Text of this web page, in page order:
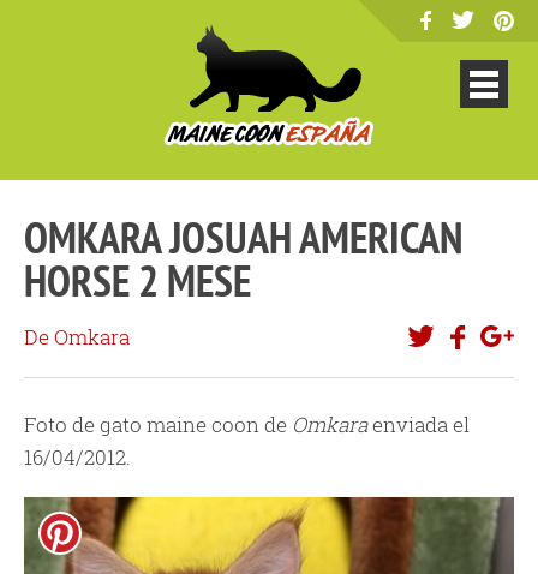
OMKARA JOSUAH AMERICAN
HORSE 2 MESE
De Omkara
Foto de gato maine coon de Omkaraenviada el
16/04/2012.